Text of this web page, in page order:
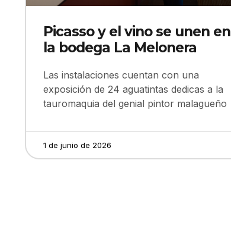
Picasso y el vino se unen en
la bodega La Melonera
Las instalaciones cuentan con una
exposición de 24 aguatintas dedicas a la
tauromaquia del genial pintor malagueño
1 de junio de 2026